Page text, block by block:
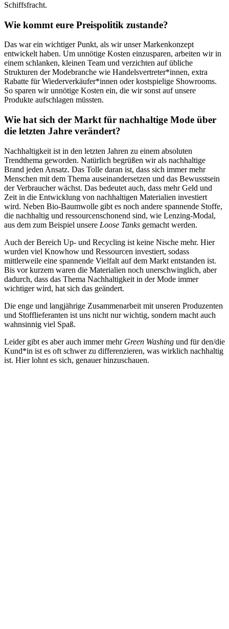
Schiffsfracht.
Wie kommt eure Preispolitik zustande?
Das war ein wichtiger Punkt, als wir unser Markenkonzept
entwickelt haben. Um unnötige Kosten einzusparen, arbeiten wir in
einem schlanken, kleinen Team und verzichten auf übliche
Strukturen der Modebranche wie Handelsvertreter*innen, extra
Rabatte für Wiederverkäufer*innen oder kostspielige Showrooms.
So sparen wir unnötige Kosten ein, die wir sonst auf unsere
Produkte aufschlagen müssten.
Wie hat sich der Markt für nachhaltige Mode über
die letzten Jahre verändert?
Nachhaltigkeit ist in den letzten Jahren zu einem absoluten
Trendthema geworden. Natürlich begrüßen wir als nachhaltige
Brand jeden Ansatz. Das Tolle daran ist, dass sich immer mehr
Menschen mit dem Thema auseinandersetzen und das Bewusstsein
der Verbraucher wächst. Das bedeutet auch, dass mehr Geld und
Zeit in die Entwicklung von nachhaltigen Materialien investiert
wird. Neben Bio-Baumwolle gibt es noch andere spannende Stoffe,
die nachhaltig und ressourcenschonend sind, wie Lenzing-Modal,
aus dem zum Beispiel unsere Loose Tanks gemacht werden.
Auch der Bereich Up- und Recycling ist keine Nische mehr. Hier
wurden viel Knowhow und Ressourcen investiert, sodass
mittlerweile eine spannende Vielfalt auf dem Markt entstanden ist.
Bis vor kurzem waren die Materialien noch unerschwinglich, aber
dadurch, dass das Thema Nachhaltigkeit in der Mode immer
wichtiger wird, hat sich das geändert.
Die enge und langjährige Zusammenarbeit mit unseren Produzenten
und Stofflieferanten ist uns nicht nur wichtig, sondern macht auch
wahnsinnig viel Spaß.
Leider gibt es aber auch immer mehr Green Washing und für den/die
Kund*in ist es oft schwer zu differenzieren, was wirklich nachhaltig
ist. Hier lohnt es sich, genauer hinzuschauen.